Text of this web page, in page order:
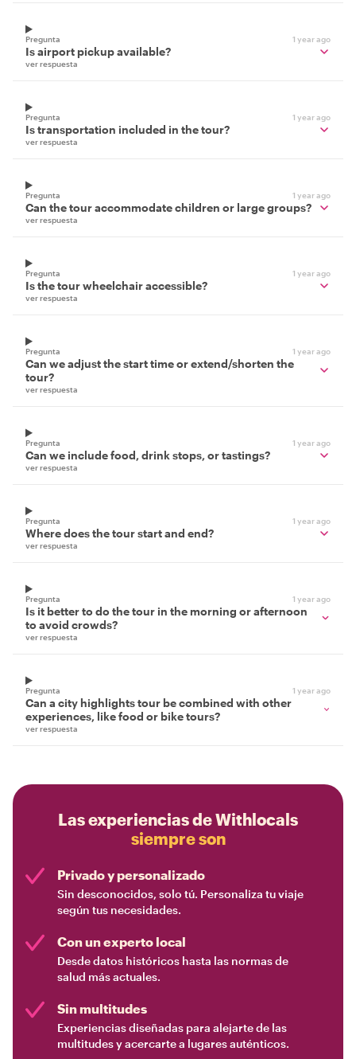
Pregunta 1 year ago
Is airport pickup available?
ver respuesta
Pregunta 1 year ago
Is transportation included in the tour?
ver respuesta
Pregunta 1 year ago
Can the tour accommodate children or large groups?
ver respuesta
Pregunta 1 year ago
Is the tour wheelchair accessible?
ver respuesta
Pregunta 1 year ago
Can we adjust the start time or extend/shorten the
tour?
ver respuesta
Pregunta 1 year ago
Can we include food, drink stops, or tastings?
ver respuesta
Pregunta 1 year ago
Where does the tour start and end?
ver respuesta
Pregunta 1 year ago
Is it better to do the tour in the morning or afternoon
to avoid crowds?
ver respuesta
Pregunta 1 year ago
Can a city highlights tour be combined with other
experiences, like food or bike tours?
ver respuesta
Las experiencias de Withlocals
siempre son
Privado y personalizado
Sin desconocidos, solo tú. Personaliza tu viaje
según tus necesidades.
Con un experto local
Desde datos históricos hasta las normas de
salud más actuales.
Sin multitudes
Experiencias diseñadas para alejarte de las
multitudes y acercarte a lugares auténticos.